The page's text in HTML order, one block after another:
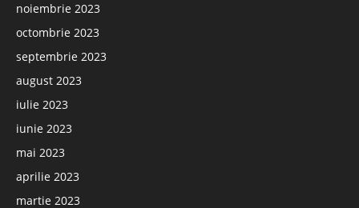
noiembrie 2023
octombrie 2023
septembrie 2023
august 2023
iulie 2023
iunie 2023
mai 2023
aprilie 2023
martie 2023